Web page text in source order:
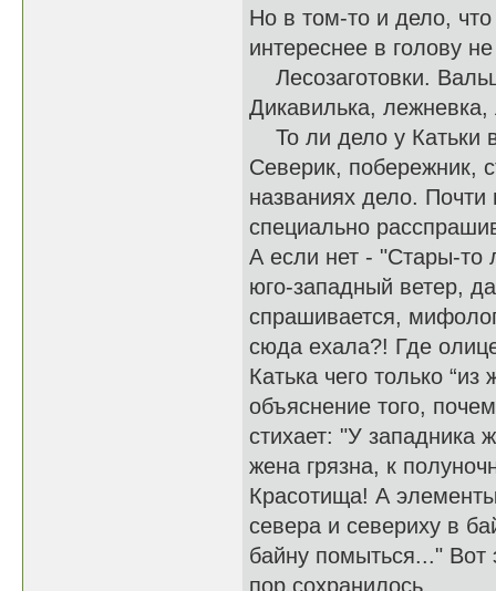
Но в том-то и дело,
интереснее в голову
Лесозаготовки.
Дикавилька,
То ли дело у Катьки
Северик, побережник,
названиях дело.
специально
А если нет - "Стары-то
юго-западный ветер,
спрашивается,
сюда ехала?! Где
Катька чего только
объяснение того,
стихает: "У западника
жена грязна, к
Красотища! А
севера и севериху в
байну помыться..." Вот
пор сохранилось.